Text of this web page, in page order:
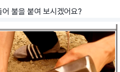
불을 붙여 보시겠어요?